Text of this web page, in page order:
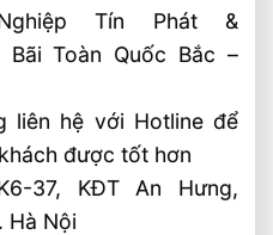
Tín Phát &
Bãi Toàn Quốc Bắc –
liên hệ với Hotline để
được tốt hơn
37, KĐT An Hưng,
Hà Nội